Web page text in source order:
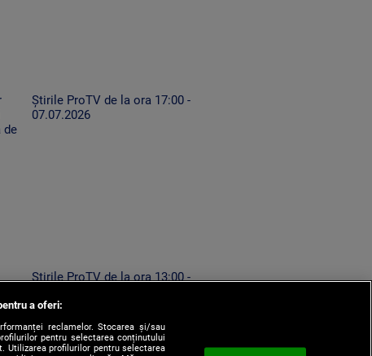
de
Știrile ProTV de la ora 17:00 -
07.07.2026
Știrile ProTV de la ora 13:00 -
a oferi:
reclamelor. Stocarea și/sau
pentru selectarea conținutului
Utilizarea profilurilor pentru selectarea